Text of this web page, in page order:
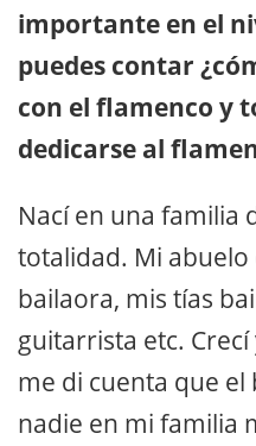
importante en el
puedes contar
con el flamenco y
dedicarse al
Nací en una familia
totalidad. Mi
bailaora, mis tías
guitarrista etc.
me di cuenta que
nadie en mi familia